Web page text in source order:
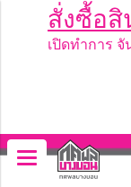
สั่งซื้อสิ
เปิดทำการ จั